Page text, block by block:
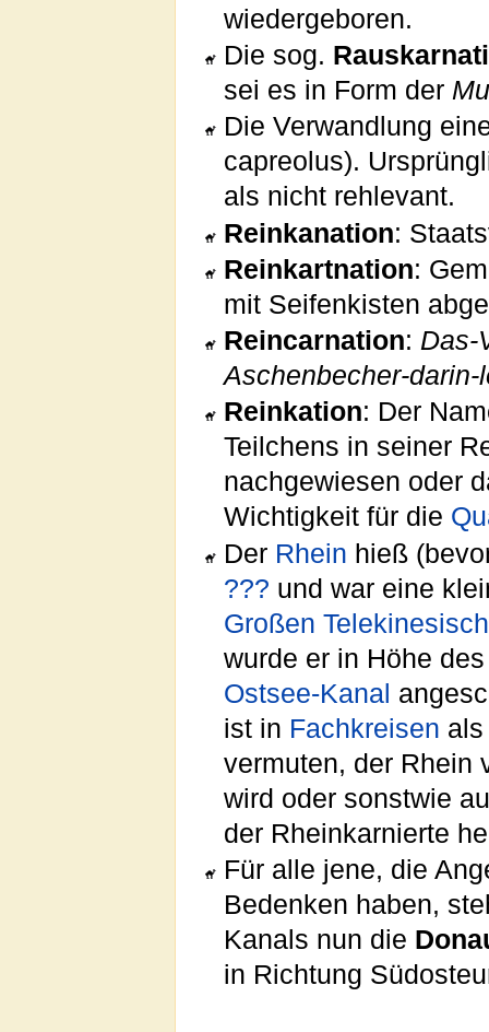
wiedergeboren.
Die sog.
sei es in Form der
Die Verwandlung
capreolus).
als nicht rehlevant.
Reinkanation:
Reinkartnation:
mit Seifenkisten
Reincarnation: Das-
Aschenbecher-darin-
Reinkation: Der
Teilchens in seiner
nachgewiesen oder
Wichtigkeit für die
Der Rhein hieß
??? und war eine
Großen
wurde er in Höhe
Ostsee-Kanal
ist in Fachkreisen
vermuten, der Rhein
wird oder sonstwie
der Rheinkarnierte
Für alle jene, die
Bedenken haben,
Kanals nun die
in Richtung